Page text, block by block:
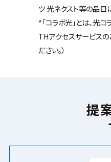
ツ 光ネクスト等の品目
*「コラボ光」とは、光
THアクセスサービスの
ださい。）
提